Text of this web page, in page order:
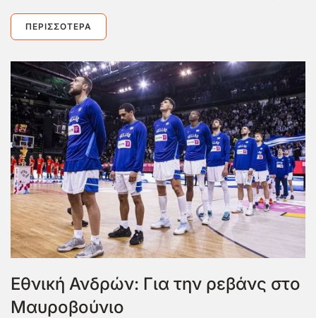
ΠΕΡΙΣΣΌΤΕΡΑ
Εθνική Ανδρών: Για την ρεβάνς στο
Μαυροβούνιο